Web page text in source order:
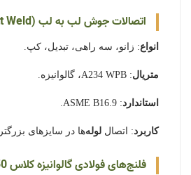
اتصالات جوش لب به لب (Butt Weld)
انواع: زانو، سه راهی، تبدیل، کپ.
متریال: A234 WPB، گالوانیزه.
استاندارد: ASME B16.9.
کاربرد: اتصال لوله‌ها در سایزهای بزرگتر.
فلنج‌های فولادی گالوانیزه کلاس 150 یا 300